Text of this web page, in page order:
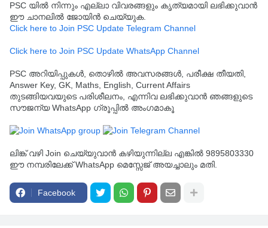
PSC യിൽ നിന്നും എല്ലാ വിവരങ്ങളും കൃത്യമായി ലഭിക്കുവാൻ
ഈ ചാനലിൽ ജോയിൻ ചെയ്യുക.
Click here to Join PSC Update Telegram Channel
Click here to Join PSC Update WhatsApp Channel
PSC അറിയിപ്പുകൾ, തൊഴിൽ അവസരങ്ങൾ, പരീക്ഷ തീയതി,
Answer Key, GK, Maths, English, Current Affairs
തുടങ്ങിയവയുടെ പരിശീലനം, എന്നിവ ലഭിക്കുവാൻ ഞങ്ങളുടെ
സൗജന്യ WhatsApp ഗ്രൂപ്പിൽ അംഗമാകൂ
ലിങ്ക് വഴി Join ചെയ്യുവാൻ കഴിയുന്നില്ല എങ്കിൽ 9895803330
ഈ നമ്പരിലേക്ക് WhatsApp മെസ്സേജ് അയച്ചാലും മതി.
Facebook